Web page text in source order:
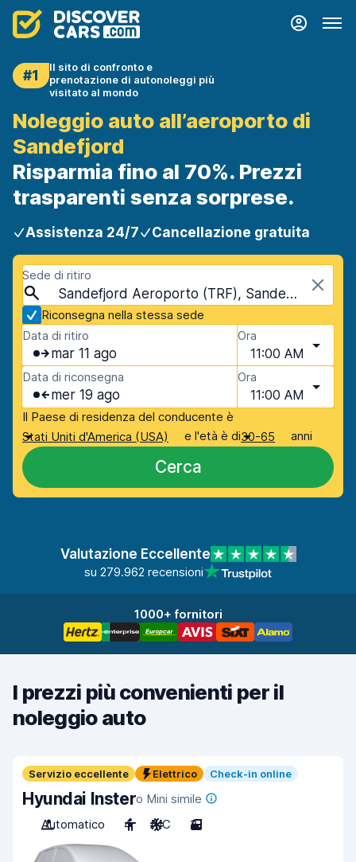
#1
Il sito di confronto e
prenotazione di autonoleggi più
visitato al mondo
Noleggio auto all’aeroporto di
Sandefjord
Risparmia fino al 70%. Prezzi
trasparenti senza sorprese.
Assistenza 24/7 Cancellazione gratuita
Sede di ritiro
Sandefjord Aeroporto (TRF), Sandefjord, Norvegia
Riconsegna nella stessa sede
Data di ritiro
mar 11 ago
Ora
11:00 AM
Data di riconsegna
mer 19 ago
Ora
11:00 AM
Il Paese di residenza del conducente è
Stati Uniti d'America (USA)
e l'età è di30-65 anni
Cerca
Valutazione Eccellente
su 279.962 recensioni
1000+ fornitori
I prezzi più convenienti per il
noleggio auto
Servizio eccellente Elettrico Check-in online
Hyundai Instero Mini simile
Automatico
4 A/C 3